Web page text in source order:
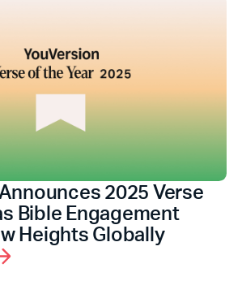
2025 Verse
Bible Engagement
Heights Globally